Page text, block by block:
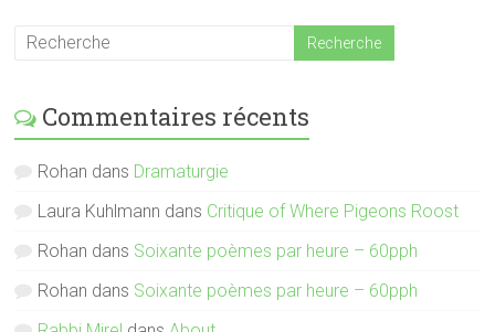
Commentaires récents
Rohan dans Dramaturgie
Laura Kuhlmann dans Critique of Where Pigeons Roost
Rohan dans Soixante poèmes par heure – 60pph
Rohan dans Soixante poèmes par heure – 60pph